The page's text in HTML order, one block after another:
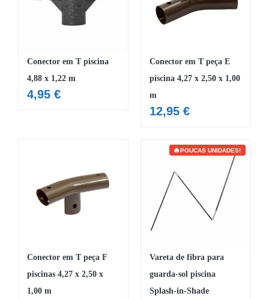
Conector em T piscina
4,88 x 1,22 m
4,95 €
Conector em T peça E
piscina 4,27 x 2,50 x 1,00
m
12,95 €
Conector em T peça F
piscinas 4,27 x 2,50 x
1,00 m
POUCAS UNIDADES!
Vareta de fibra para
guarda-sol piscina
Splash-in-Shade